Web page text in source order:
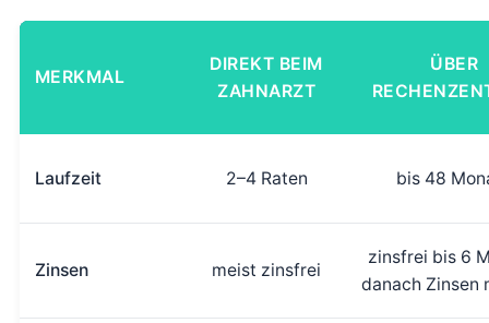
MERKMAL
DIREKT BEIM
ZAHNARZT
ÜBER
Laufzeit 2–4 Raten bis 48
Zinsen meist zinsfrei
zinsfrei bis 6
danach Zinsen